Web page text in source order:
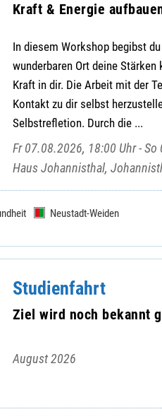
Kraft & Energie
In diesem Workshop begibst
wunderbaren Ort deine Stärken
Kraft in dir. Die Arbeit mit der
Kontakt zu dir selbst
Selbstrefletion. Durch die ...
Fr 07.08.2026, 18:00 Uhr -
Haus Johannisthal,
Neustadt-Weiden
Studienfahrt
Ziel wird noch bekannt
August 2026